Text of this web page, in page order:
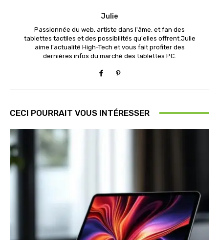
Julie
Passionnée du web, artiste dans l'âme, et fan des
tablettes tactiles et des possibilités qu'elles offrent.Julie
aime l'actualité High-Tech et vous fait profiter des
dernières infos du marché des tablettes PC.
CECI POURRAIT VOUS INTÉRESSER